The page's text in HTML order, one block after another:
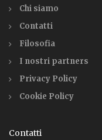
Chi siamo
Contatti
Filosofia
I nostri partners
Privacy Policy
Cookie Policy
Contatti